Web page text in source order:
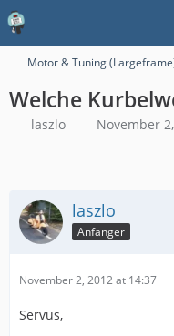
Motor & Tuning
Welche
laszlo November
laszlo
Anfänger
November 2, 2012 at 14:37
Servus,